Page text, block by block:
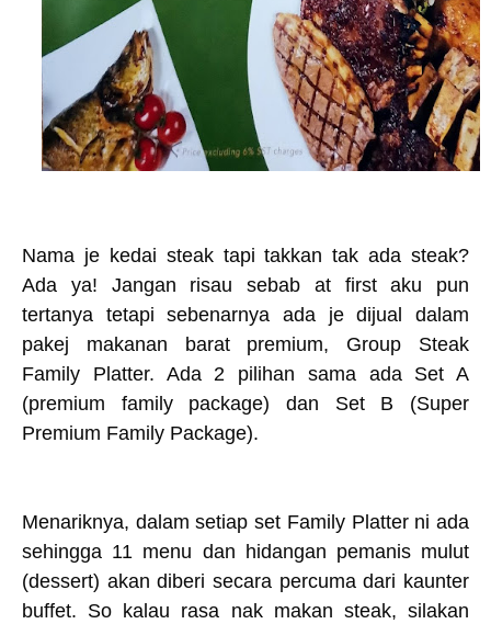
Nama je kedai steak tapi takkan tak ada steak?
Ada ya! Jangan risau sebab at first aku pun
tertanya tetapi sebenarnya ada je dijual dalam
pakej makanan barat premium, Group Steak
Family Platter. Ada 2 pilihan sama ada Set A
(premium family package) dan Set B (Super
Premium Family Package).
Menariknya, dalam setiap set Family Platter ni ada
sehingga 11 menu dan hidangan pemanis mulut
(dessert) akan diberi secara percuma dari kaunter
buffet. So kalau rasa nak makan steak, silakan